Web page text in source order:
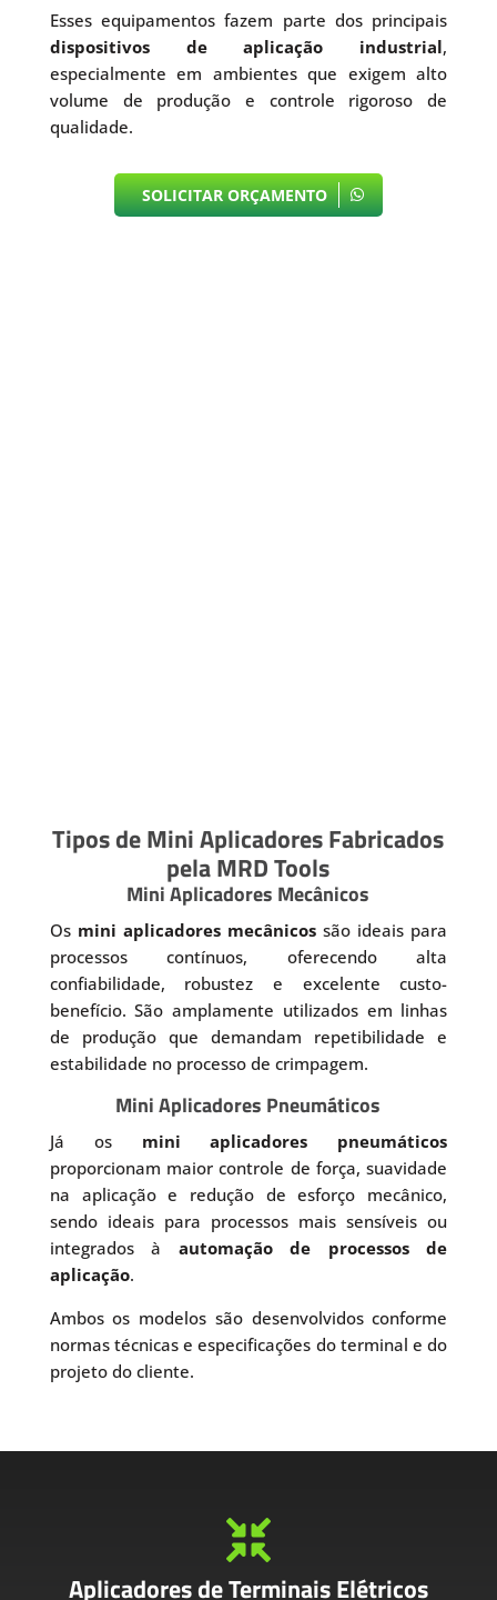
Esses equipamentos fazem parte dos principais
dispositivos de aplicação industrial,
especialmente em ambientes que exigem alto
volume de produção e controle rigoroso de
qualidade.
SOLICITAR ORÇAMENTO
Tipos de Mini Aplicadores Fabricados
pela MRD Tools
Mini Aplicadores Mecânicos
Os mini aplicadores mecânicos são ideais para
processos contínuos, oferecendo alta
confiabilidade, robustez e excelente custo-
benefício. São amplamente utilizados em linhas
de produção que demandam repetibilidade e
estabilidade no processo de crimpagem.
Mini Aplicadores Pneumáticos
Já os mini aplicadores pneumáticos
proporcionam maior controle de força, suavidade
na aplicação e redução de esforço mecânico,
sendo ideais para processos mais sensíveis ou
integrados à automação de processos de
aplicação.
Ambos os modelos são desenvolvidos conforme
normas técnicas e especificações do terminal e do
projeto do cliente.

Aplicadores de Terminais Elétricos